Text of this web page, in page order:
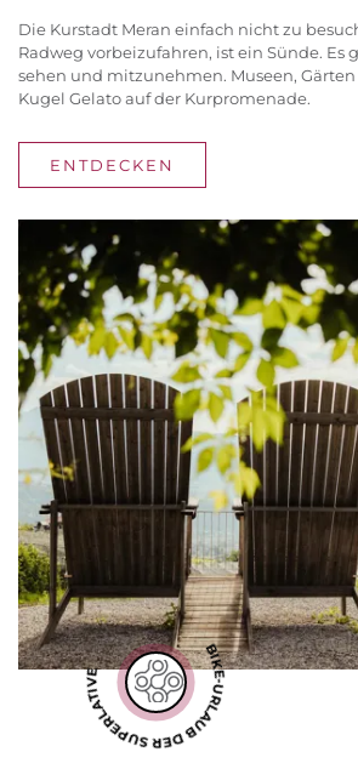
Die Kurstadt Meran einfach nicht zu
Radweg vorbeizufahren, ist ein Sünde. Es
sehen und mitzunehmen. Museen,
Kugel Gelato auf der Kurpromenade.
ENTDECKEN
BIKE-URLAUB DER SUPERLATIVE